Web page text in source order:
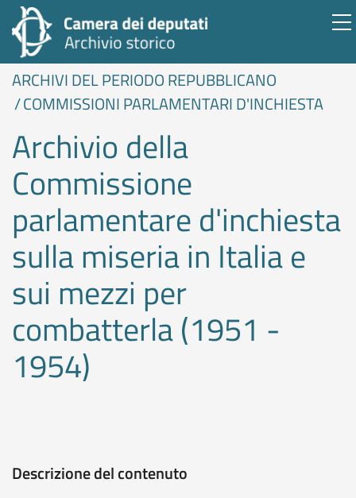
ARCHIVI DEL PERIODO REPUBBLICANO
COMMISSIONI PARLAMENTARI D'INCHIESTA
Archivio della
Commissione
parlamentare d'inchiesta
sulla miseria in Italia e
sui mezzi per
combatterla (1951 -
1954)
Descrizione del contenuto